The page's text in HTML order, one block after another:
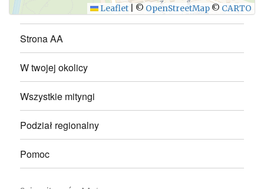
Leaflet © OpenStreetMap © CARTO
Strona AA
W twojej okolicy
Wszystkie mityngi
Podział regionalny
Pomoc